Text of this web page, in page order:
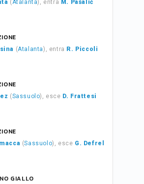
(Atalanta), entra M. Pašalić
(Atalanta), entra R. Piccoli
(Sassuolo), esce D. Frattesi
(Sassuolo), esce G. Defrel
GIALLO